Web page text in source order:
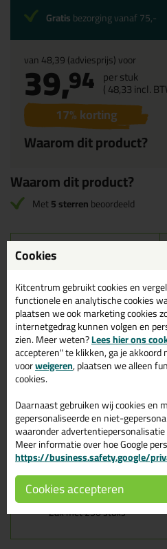
van48,39(adviesprijs) voor
39,94 per stuk
(48,33incl.
17% korting
Waarom dit product?
Gratisbezorging vanaf 75,-
Waarom dit product?
Met5 sterrenbeoordeeld
Omschrijving
Opencellig
15mm zak
De rugvulling wordt gemaakt van
toepassing is het opvullen van
worden. Polyurethaan rugvulling
rondschuim en laat lucht en gas
lucht goed afvoeren, zodat er geen
Dit rondschuim is in diverse
Voor gebruik bij vloervoegen buiten
zgn. gesloten rugvulling te
Kenmerken
Te koopper meter
Lengtes van 100cm
Zak met 250 stuks
Cookies
Kitcentrum gebruikt cookies en
functionele en analytische cookies
plaatsen we ook marketing cookies
internetgedrag kunnen volgen en
zien. Meer weten?Lees hier ons
accepteren" te klikken, ga je
voorweigeren, plaatsen we alleen
cookies.
Daarnaast gebruiken wij cookies en
gepersonaliseerde en niet-
waaronder
Meer informatie over hoe Google
https://business.safety.google/
Cookies accepteren